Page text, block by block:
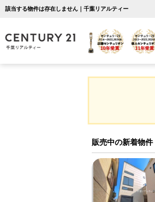
該当する物件は存在しません｜千葉リアルティー